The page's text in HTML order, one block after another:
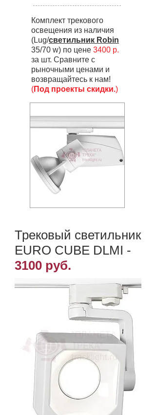
Комплект трекового
освещения из наличия
(Lug/светильник Robin
35/70 w) по цене 3400 р.
за шт. Сравните с
рыночными ценами и
возвращайтесь к нам!
(Под проекты скидки.)
Трековый светильник
EURO CUBE DLMI -
3100 руб.